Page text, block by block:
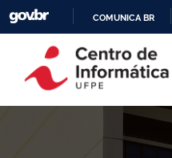
COMUNICA BR